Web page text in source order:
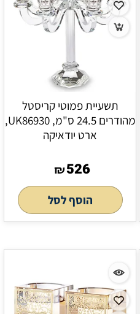
תשעיית פמוטי קריסטל
מהודרים 24.5 ס"מ, UK86930,
ארט יודאיקה
₪526
הוסף לסל